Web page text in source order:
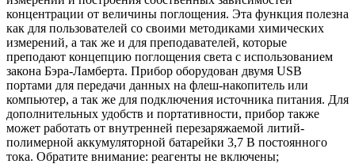
концентрации от величины поглощения. Эта функция полезна
как для пользователей со своими методиками химических
измерений, а так же и для преподавателей, которые
преподают концепцию поглощения света с использованием
закона Бэра-Ламберта. Прибор оборудован двумя USB
портами для передачи данных на флеш-накопитель или
компьютер, а так же для подключения источника питания. Для
дополнительных удобств и портативности, прибор также
может работать от внутренней перезаряжаемой литий-
полимерной аккумуляторной батарейки 3,7 В постоянного
тока. Обратите внимание: реагенты не включены;